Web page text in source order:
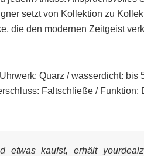
setzt von Kollektion zu
die den modernen Zeitgeist
Quarz / wasserdicht: bis
Faltschließe / Funktion:
etwas kaufst, erhält